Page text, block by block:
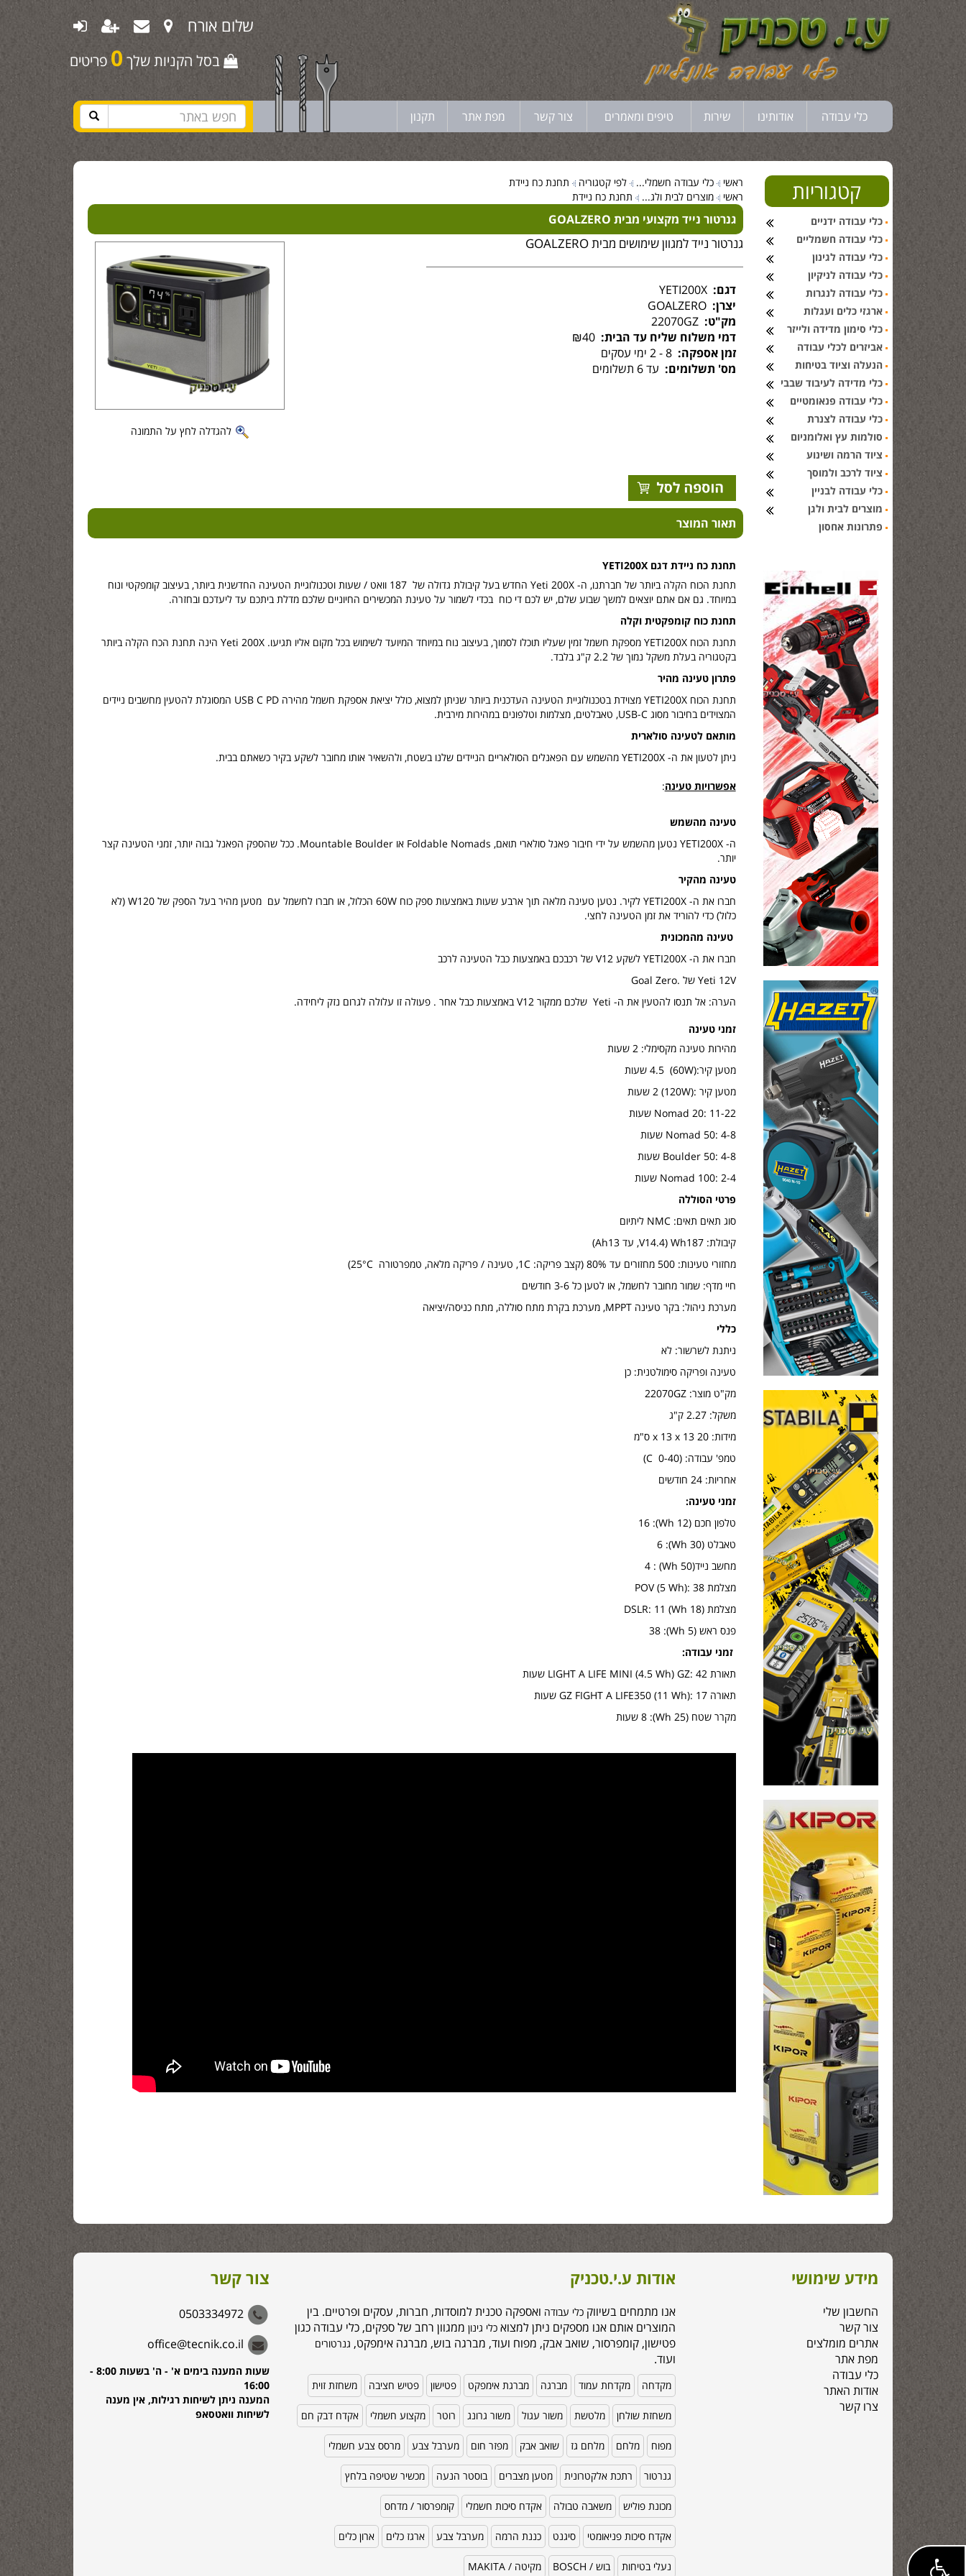
שלום אורח
בסל הקניות שלך 0 פריטים
כלי עבודה אודותינו שירות טיפים ומאמרים צור קשר מפת אתר תקנון
ראשי כלי עבודה חשמלי... לפי קטגוריה
תחנת כח ניידת
ראשי
מוצרים לבית ולג... תחנת כח ניידת
גנרטור נייד מקצועי מבית GOALZERO
להגדלה לחץ על התמונה
גנרטור נייד למגוון שימושים מבית GOALZERO
דגם: YETI200X
יצרן: GOALZERO
מק"ט: 22070GZ
דמי משלוח שליח עד הבית: ₪40
זמן אספקה: 8 - 2 ימי עסקים
מס' תשלומים: עד 6 תשלומים
תאור המוצר
תחנת כח ניידתדגםYETI200X
תחנת הכוח הקלה ביותר של חברתנו, ה- Yeti 200X החדש בעל קיבולת גדולה של 187 וואט / שעות וטכנולוגיית הטעינה החדשנית ביותר, בעיצוב קומפקטי ונוח
במיוחד. גם אם אתם יוצאים למשך שבוע שלם, יש לכם די כוח בכדי לשמור על טעינת המכשירים החיוניים שלכם מדלת ביתכם עד ליעדכם ובחזרה.
תחנת כוח קומפקטית וקלה
תחנת הכוח YETI200X מספקת חשמל זמין שעליו תוכלו לסמוך, בעיצוב נוח במיוחד המיועד לשימוש בכל מקום אליו תגיעו. Yeti 200X הינה תחנת הכח הקלה ביותר
בקטגוריה בעלת משקל נמוך של 2.2 ק"ג בלבד.
פתרון טעינה מהיר
תחנת הכוח YETI200X מצוידת בטכנולוגיית הטעינה העדכנית ביותר שניתן למצוא, כולל יציאת אספקת חשמל מהירה USB C PD המסוגלת להטעין מחשבים ניידים
המצוידים בחיבור מסוג USB-C, טאבלטים, מצלמות וטלפונים במהירות מירבית.
מותאם לטעינה סולארית
ניתן לטעון את ה- YETI200X מהשמש עם הפאנלים הסולאריים הניידים שלנו בשטח, ולהשאיר אותו מחובר לשקע בקיר כשאתם בבית.
אפשרויות טעינה:
טעינה מהשמש
ה- YETI200X נטען מהשמש על ידי חיבור פאנל סולארי תואם, Foldable Nomads או Mountable Boulder. ככל שהספק הפאנל גבוה יותר, זמני הטעינה קצר
יותר.
טעינה מהקיר
חברו את ה- YETI200X לקיר. נטען טעינה מלאה תוך ארבע שעות באמצעות ספק כוח 60W הכלול, או חברו לחשמל עם מטען מהיר בעל הספק של W120 (לא
כלול) כדי להוריד את זמן הטעינה לחצי.
טעינה מהמכונית
חברו את ה- YETI200X לשקע V12 של רכבכם באמצעות כבל הטעינה לרכב
Yeti 12V של .Goal Zero
הערה: אל תנסו להטעין את ה- Yeti שלכם ממקור V12 באמצעות כבל אחר . פעולה זו עלולה לגרום נזק ליחידה.
זמני טעינה
מהירות טעינה מקסימלי: 2 שעות
מטען קיר:(60W) 4.5 שעות
מטען קיר :(120W) 2 שעות
Nomad 20: 11-22 שעות
Nomad 50: 4-8 שעות
Boulder 50: 4-8 שעות
Nomad 100: 2-4 שעות
פרטי הסוללה
סוג תאים תאים: NMC ליתיום
קיבולת: Wh187 (V14.4, עד Ah13)
מחזורי טעינות: 500 מחזורים עד 80% (קצב פריקה: 1C, טעינה / פריקה מלאה, טמפרטורה 25°C)
חיי מדף: שמור מחובר לחשמל, או לטען כל 3-6 חודשים
מערכת ניהול: בקר טעינה MPPT, מערכת בקרת מתח סוללה, מתח כניסה/יציאה
כללי
ניתנת לשרשור: לא
טעינה ופריקה סימולטנית: כן
מק"ט מוצר: 22070GZ
משקל: 2.27 ק"ג
מידות: x 13 x 13 20 ס"מ
טמפ' עבודה: (0-40 C)
אחריות: 24 חודשים
זמני טעינה:
טלפון חכם (12 Wh): 16
טאבלט (30 Wh): 6
מחשב נייד(50 Wh) : 4
מצלמת POV (5 Wh): 38
מצלמת (18 Wh) DSLR: 11
פנס ראש (5 Wh): 38
זמני עבודה:
תאורת LIGHT A LIFE MINI (4.5 Wh) GZ: 42 שעות
תאורה GZ FIGHT A LIFE350 (11 Wh): 17 שעות
מקרר שטח (25 Wh): 8 שעות
קטגוריות
צור קשר
0503334972
office@tecnik.co.il
שעות המענה בימים א' - ה' בשעות 8:00 -
16:00
המענה ניתן לשיחות רגילות, אין מענה
לשיחות וואטסאפ
אודות ע.י.טכניק
אנו מתמחים בשיווקכלי עבודה ואספקה טכנית למוסדות, חברות, עסקים ופרטיים. בין
המוצרים אותם אנו מספקים ניתן למצואכלי גינון ממגוון רחב של ספקים, כלי עבודה כגון
פטישון, קומפרסור, שואב אבק, מפוח ועוד, מברגה בוש, מברגה אימפקט, גנרטורים
ועוד.
מקדחה מקדחת עמוד מברגה מברגת אימפקט פטישון פטיש חציבה משחזת זוית
משחזת שולחן מלטשת משור עגול משור גרונג רוטר מקצוע חשמלי אקדח דבק חם
מפוח מלחם מלחם גז שואב אבק מפזר חום מערבל צבע מרסס צבע חשמלי
גנרטור רתכת אלקטרונית מטען מצברים בוסטר הנעה מכשיר שטיפה בלחץ
מכונת פוליש משאבה טבולה אקדח סיכות חשמלי קומפרסור / מדחס
אקדח סיכות פניאומטי סיגנט כננת הרמה מערבל צבע ארגז כלים ארון כלים
נעלי בטיחות בוש / BOSCH מקיטה / MAKITA
מידע שימושי
החשבון שלי
צור קשר
אתרים מומלצים
מפת אתר
כלי עבודה
אודות האתר
צרו קשר
כלי עבודה ידניים
כלי עבודה חשמליים
כלי עבודה לגינון
כלי עבודה לניקיון
כלי עבודה לנגרות
ארגזי כלים ועגלות
כלי סימון מדידה ולייזר
אביזרים לכלי עבודה
הנעלה וציוד בטיחות
כלי מדידה לעיבוד שבבי
כלי עבודה פנאומטיים
כלי עבודה לצנרת
סולמות עץ ואלומניום
ציוד הרמה ושינוע
ציוד לרכב ולמוסך
כלי עבודה לבניין
מוצרים לבית ולגן
פתרונות אחסון